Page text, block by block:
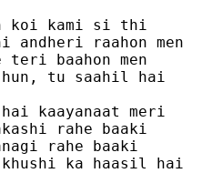
koi kami si thi
raahon men
baahon men
hun, tu saahil hai
kaayanaat meri
rahe baaki
rahe baaki
ka haasil hai